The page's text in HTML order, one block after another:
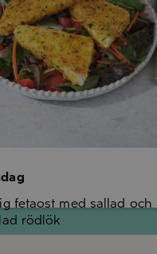
fetaost med sallad och
rödlök